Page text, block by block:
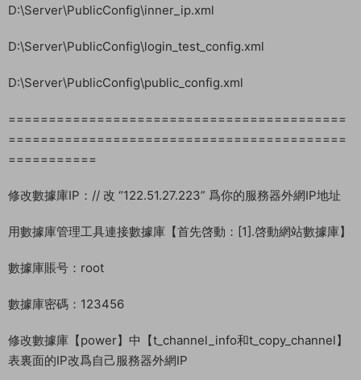
然後全部确定。我這裏是經典網絡，我這裏就不确認了。你們确
==========================================
===========
運行 【[0].打開所有修改的文件】用N++批量修改
以下是具體文件修改路徑：
D:\Server\PublicConfig\auto_robot_config.xml
D:\Server\PublicConfig\inner_ip.xml
D:\Server\PublicConfig\login_test_config.xml
D:\Server\PublicConfig\public_config.xml